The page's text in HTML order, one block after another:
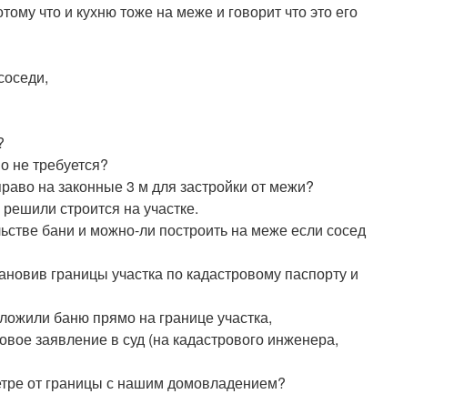
что и кухню тоже на меже и говорит что это его
не требуется?
на законные 3 м для застройки от межи?
строится на участке.
бани и можно-ли построить на меже если сосед
границы участка по кадастровому паспорту и
баню прямо на границе участка,
заявление в суд (на кадастрового инженера,
от границы с нашим домовладением?